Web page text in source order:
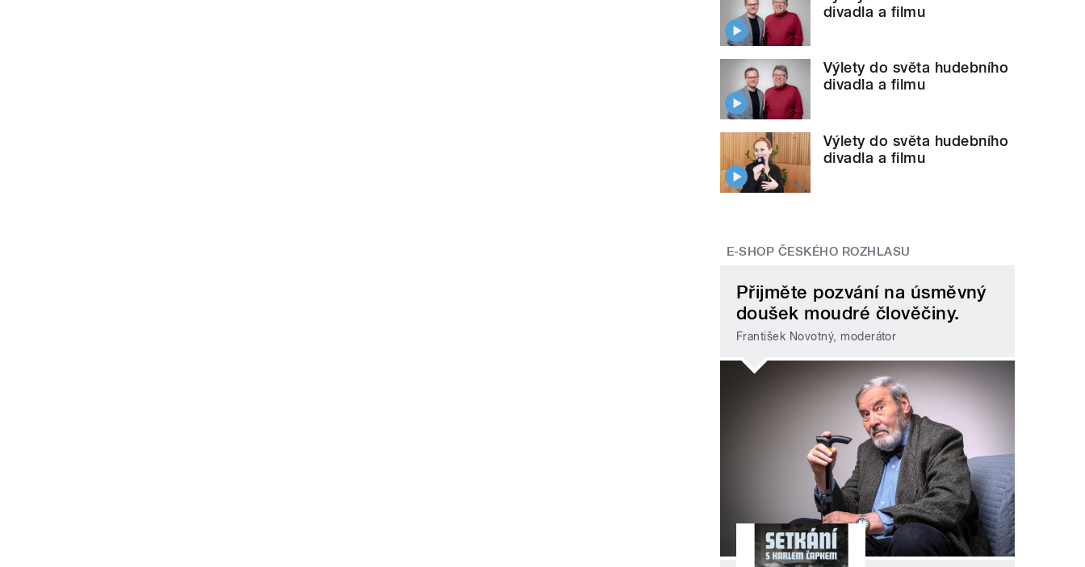
divadla a filmu
Výlety do světa hudebního
divadla a filmu
Výlety do světa hudebního
divadla a filmu
E-SHOP ČESKÉHO ROZHLASU
Přijměte pozvání na úsměvný
doušek moudré člověčiny.
František Novotný, moderátor